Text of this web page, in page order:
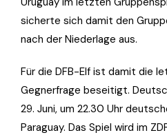
sicherte sich damit den
nach der Niederlage aus.
Für die DFB-Elf ist damit die
Gegnerfrage beseitigt.
29. Juni, um 22.30 Uhr
Paraguay. Das Spiel wird im